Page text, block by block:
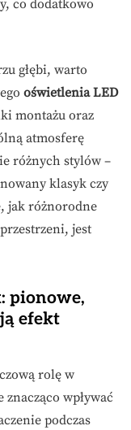
co dodatkowo
głębi, warto
oświetlenia LED
montażu oraz
atmosferę
różnych stylów –
klasyk czy
jak różnorodne
jest
pionowe,
efekt
rolę w
wpływać
podczas